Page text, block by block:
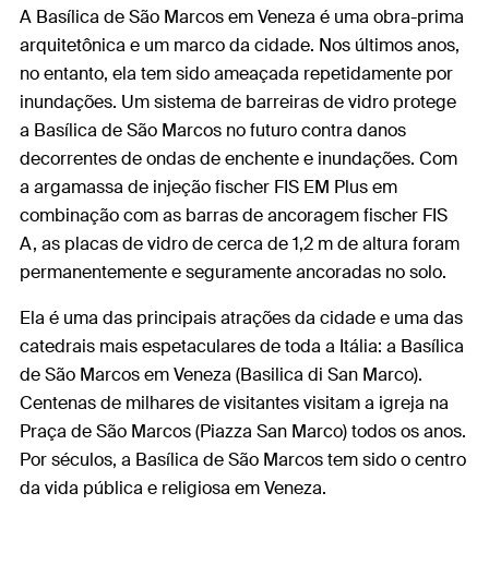
A Basílica de São Marcos em Veneza é uma obra-prima
arquitetônica e um marco da cidade. Nos últimos anos,
no entanto, ela tem sido ameaçada repetidamente por
inundações. Um sistema de barreiras de vidro protege
a Basílica de São Marcos no futuro contra danos
decorrentes de ondas de enchente e inundações. Com
a argamassa de injeção fischer FIS EM Plus em
combinação com as barras de ancoragem fischer FIS
A, as placas de vidro de cerca de 1,2 m de altura foram
permanentemente e seguramente ancoradas no solo.
Ela é uma das principais atrações da cidade e uma das
catedrais mais espetaculares de toda a Itália: a Basílica
de São Marcos em Veneza (Basilica di San Marco).
Centenas de milhares de visitantes visitam a igreja na
Praça de São Marcos (Piazza San Marco) todos os anos.
Por séculos, a Basílica de São Marcos tem sido o centro
da vida pública e religiosa em Veneza.